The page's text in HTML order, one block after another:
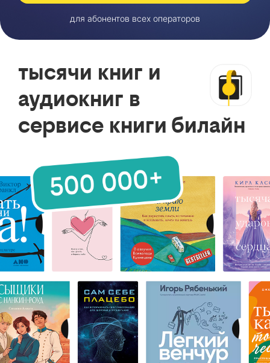
для абонентов всех операторов
тысячи книг и
аудиокниг в
сервисе книги билайн